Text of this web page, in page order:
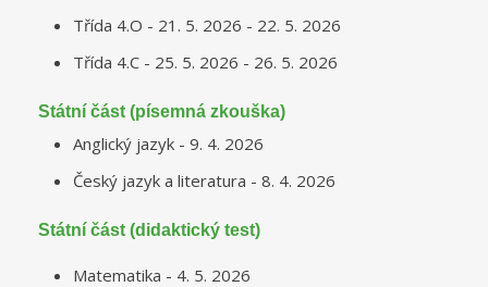
Třída 4.O - 21. 5. 2026 - 22. 5. 2026
Třída 4.C - 25. 5. 2026 - 26. 5. 2026
Státní část (písemná zkouška)
Anglický jazyk - 9. 4. 2026
Český jazyk a literatura - 8. 4. 2026
Státní část (didaktický test)
Matematika - 4. 5. 2026